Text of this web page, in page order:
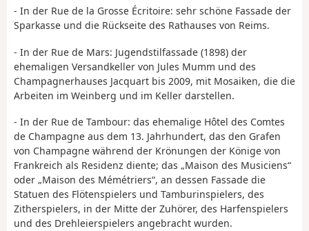
- In der Rue de la Grosse Écritoire: sehr schöne Fassade der
Sparkasse und die Rückseite des Rathauses von Reims.
- In der Rue de Mars: Jugendstilfassade (1898) der
ehemaligen Versandkeller von Jules Mumm und des
Champagnerhauses Jacquart bis 2009, mit Mosaiken, die die
Arbeiten im Weinberg und im Keller darstellen.
- In der Rue de Tambour: das ehemalige Hôtel des Comtes
de Champagne aus dem 13. Jahrhundert, das den Grafen
von Champagne während der Krönungen der Könige von
Frankreich als Residenz diente; das „Maison des Musiciens“
oder „Maison des Mémétriers“, an dessen Fassade die
Statuen des Flötenspielers und Tamburinspielers, des
Zitherspielers, in der Mitte der Zuhörer, des Harfenspielers
und des Drehleierspielers angebracht wurden.